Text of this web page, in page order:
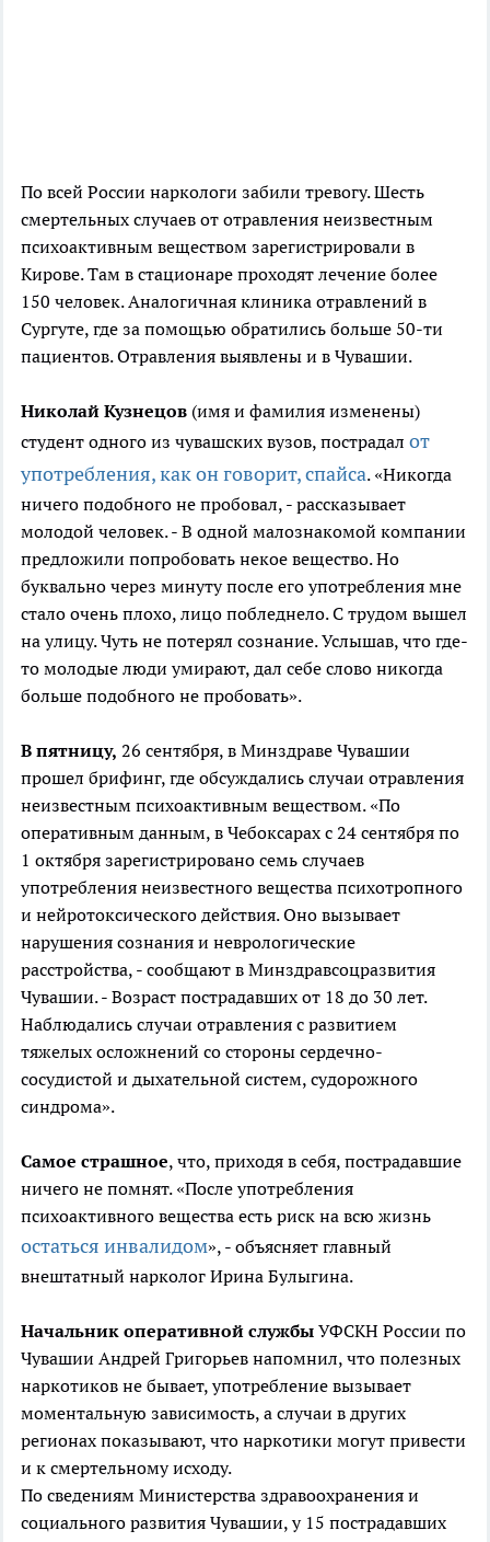
По всей России наркологи забили тревогу. Шесть
смертельных случаев от отравления неизвестным
психоактивным веществом зарегистрировали в
Кирове. Там в стационаре проходят лечение более
150 человек. Аналогичная клиника отравлений в
Сургуте, где за помощью обратились больше 50-ти
пациентов. Отравления выявлены и в Чувашии.
Николай Кузнецов (имя и фамилия изменены)
студент одного из чувашских вузов, пострадал от
употребления, как он говорит, спайса. «Никогда
ничего подобного не пробовал, - рассказывает
молодой человек. - В одной малознакомой компании
предложили попробовать некое вещество. Но
буквально через минуту после его употребления мне
стало очень плохо, лицо побледнело. С трудом вышел
на улицу. Чуть не потерял сознание. Услышав, что где-
то молодые люди умирают, дал себе слово никогда
больше подобного не пробовать».
В пятницу, 26 сентября, в Минздраве Чувашии
прошел брифинг, где обсуждались случаи отравления
неизвестным психоактивным веществом. «По
оперативным данным, в Чебоксарах с 24 сентября по
1 октября зарегистрировано семь случаев
употребления неизвестного вещества психотропного
и нейротоксического действия. Оно вызывает
нарушения сознания и неврологические
расстройства, - сообщают в Минздравсоцразвития
Чувашии. - Возраст пострадавших от 18 до 30 лет.
Наблюдались случаи отравления с развитием
тяжелых осложнений со стороны сердечно-
сосудистой и дыхательной систем, судорожного
синдрома».
Самое страшное, что, приходя в себя, пострадавшие
ничего не помнят. «После употребления
психоактивного вещества есть риск на всю жизнь
остаться инвалидом», - объясняет главный
внештатный нарколог Ирина Булыгина.
Начальник оперативной службы УФСКН России по
Чувашии Андрей Григорьев напомнил, что полезных
наркотиков не бывает, употребление вызывает
моментальную зависимость, а случаи в других
регионах показывают, что наркотики могут привести
и к смертельному исходу.
По сведениям Министерства здравоохранения и
социального развития Чувашии, у 15 пострадавших